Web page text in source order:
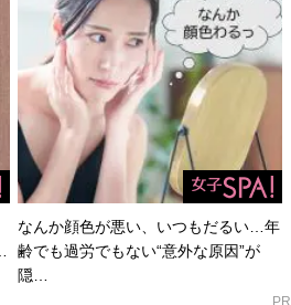
なんか顔色が悪い、いつもだるい…年
齢でも過労でもない“意外な原因”が
隠…
PR